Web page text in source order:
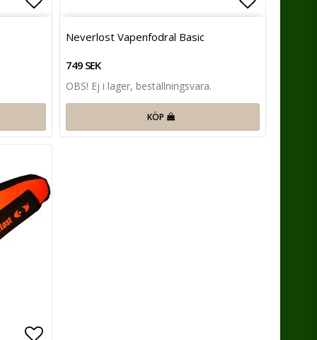
Lägg till i favoritlistan
Neverlost Vapenfodral Basic
749 SEK
OBS! Ej i lager, beställningsvara.
KÖP